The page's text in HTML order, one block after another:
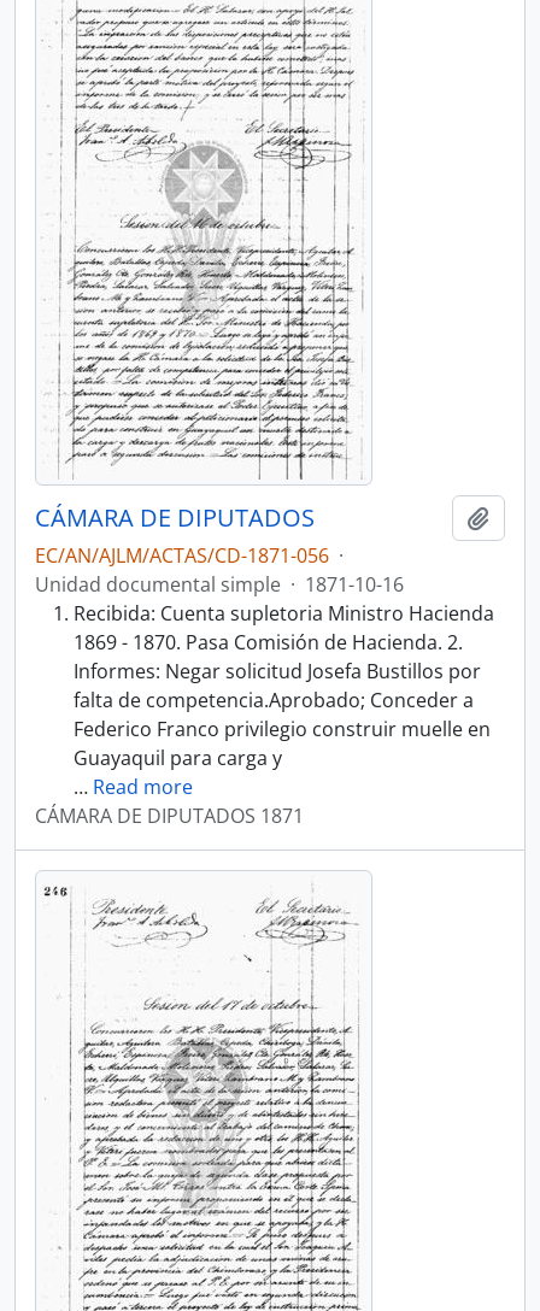
CÁMARA DE DIPUTADOS
EC/AN/AJLM/ACTAS/CD-1871-056 ·
Unidad documental simple · 1871-10-16
Recibida: Cuenta supletoria Ministro Hacienda
1869 - 1870. Pasa Comisión de Hacienda. 2.
Informes: Negar solicitud Josefa Bustillos por
falta de competencia.Aprobado; Conceder a
Federico Franco privilegio construir muelle en
Guayaquil para carga y
… Read more
CÁMARA DE DIPUTADOS 1871